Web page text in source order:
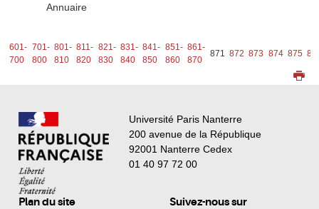
Type :
Annuaire
601-
700
701-
800
801-
810
811-
820
821-
830
831-
840
841-
850
851-
860
861-
870
871 872 873 874 875
Université Paris Nanterre
200 avenue de la République
92001 Nanterre Cedex
01 40 97 72 00
Plan du site Suivez-nous sur